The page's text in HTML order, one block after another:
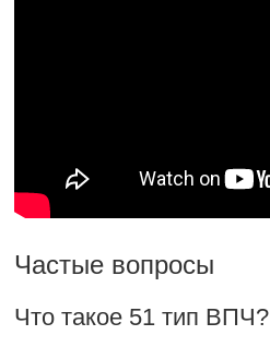
Частые вопросы
Что такое 51 тип ВПЧ?